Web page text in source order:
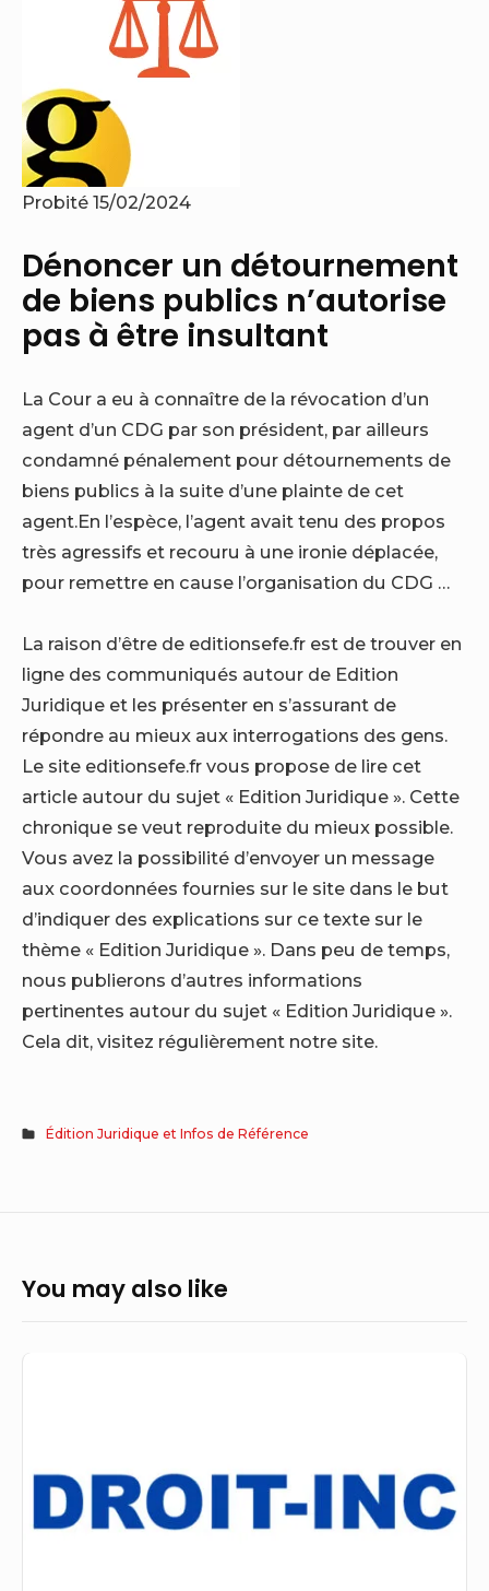
Probité 15/02/2024
Dénoncer un détournement
de biens publics n’autorise
pas à être insultant
La Cour a eu à connaître de la révocation d’un
agent d’un CDG par son président, par ailleurs
condamné pénalement pour détournements de
biens publics à la suite d’une plainte de cet
agent.En l’espèce, l’agent avait tenu des propos
très agressifs et recouru à une ironie déplacée,
pour remettre en cause l’organisation du CDG …
La raison d’être de editionsefe.fr est de trouver en
ligne des communiqués autour de Edition
Juridique et les présenter en s’assurant de
répondre au mieux aux interrogations des gens.
Le site editionsefe.fr vous propose de lire cet
article autour du sujet « Edition Juridique ». Cette
chronique se veut reproduite du mieux possible.
Vous avez la possibilité d’envoyer un message
aux coordonnées fournies sur le site dans le but
d’indiquer des explications sur ce texte sur le
thème « Edition Juridique ». Dans peu de temps,
nous publierons d’autres informations
pertinentes autour du sujet « Edition Juridique ».
Cela dit, visitez régulièrement notre site.
Édition Juridique et Infos de Référence
You may also like
juridique